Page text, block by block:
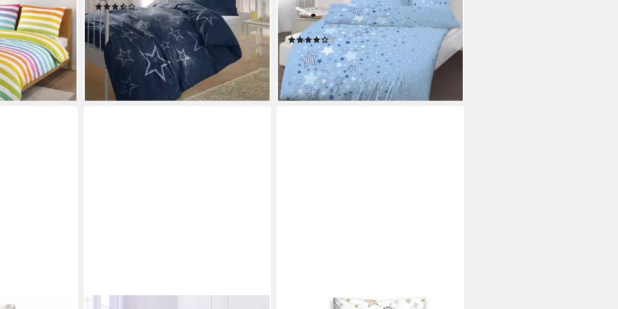
Baumwolle
bei dir
(2)
49,99 € 59,95 €
-17%
lieferbar - in 2-3 Werktagen bei dir
2 teilig, Kinderbettwäsche mit vielen
Sternen und Sternchen in blau &
himmelblau(7)
34,99 € UVP47,99 €
-27%
lieferbar - in 2-3 Werktagen bei dir